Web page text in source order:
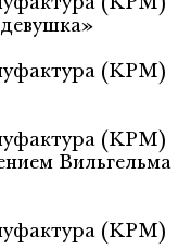
(KPM)
(KPM)
Вильгельма
(KPM)